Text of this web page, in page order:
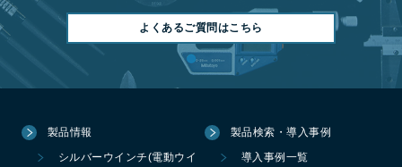
よくあるご質問はこちら
製品情報
シルバーウインチ(電動ウイ
製品検索・導入事例
導入事例一覧